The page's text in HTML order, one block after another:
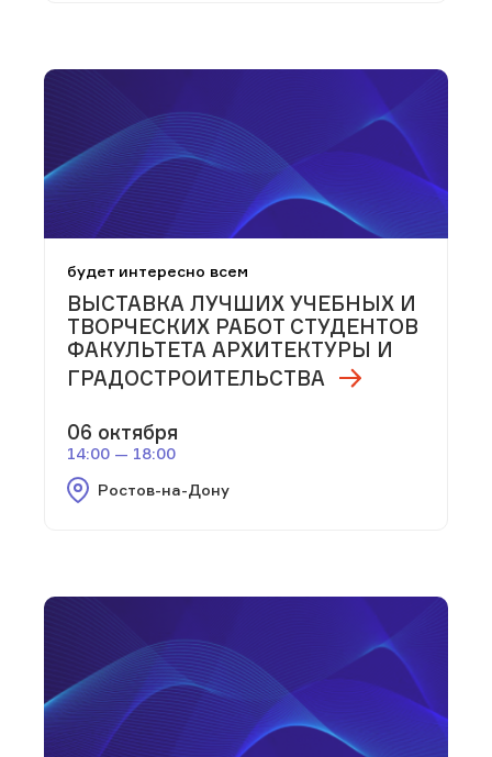
будет интересно всем
ВЫСТАВКА ЛУЧШИХ УЧЕБНЫХ И
ТВОРЧЕСКИХ РАБОТ СТУДЕНТОВ
ФАКУЛЬТЕТА АРХИТЕКТУРЫ И
ГРАДОСТРОИТЕЛЬСТВА
06 октября
14:00 — 18:00
Ростов-на-Дону